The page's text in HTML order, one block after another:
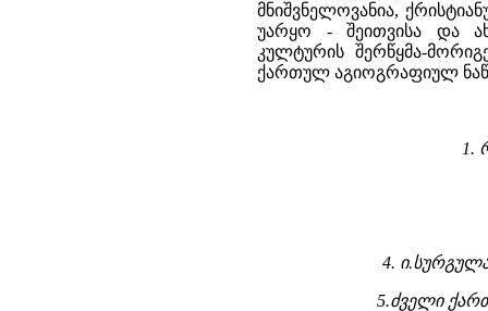
მნიშვნელოვანია,
უარყო - შეითვისა და
კულტურის შერწყმა-
ქართულ აგიოგრაფიულ
1.
4.
5.ძველი